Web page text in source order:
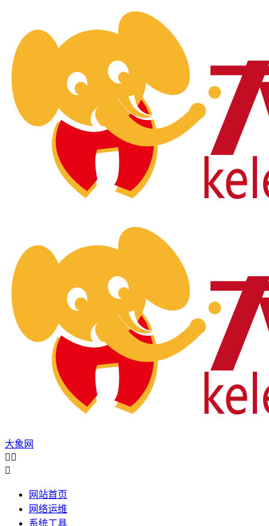
大象网
 

网站首页
网络运维
系统工具